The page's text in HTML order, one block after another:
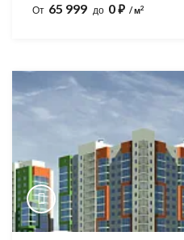
От 65 999 до 0⃏ / м2